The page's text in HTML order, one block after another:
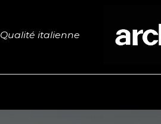
Qualité italienne